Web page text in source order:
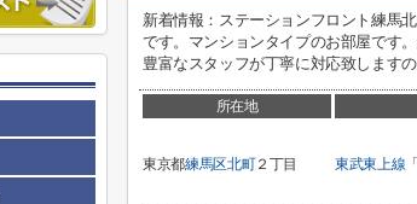
新着情報：ステーションフロント練馬
です。マンションタイプのお部屋です
豊富なスタッフが丁寧に対応致します
所在地
東京都練馬区北町２丁目 東武東上線 「